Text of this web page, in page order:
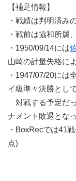
【補足情報】
・戦績は判明済み
・戦前は協和所属
・1950/09/14には
山崎の計量失格に
・1947/07/20には
イ級準々決勝として
対戦する予定だ
ナメント敗退となっ
・BoxRecでは41
点)